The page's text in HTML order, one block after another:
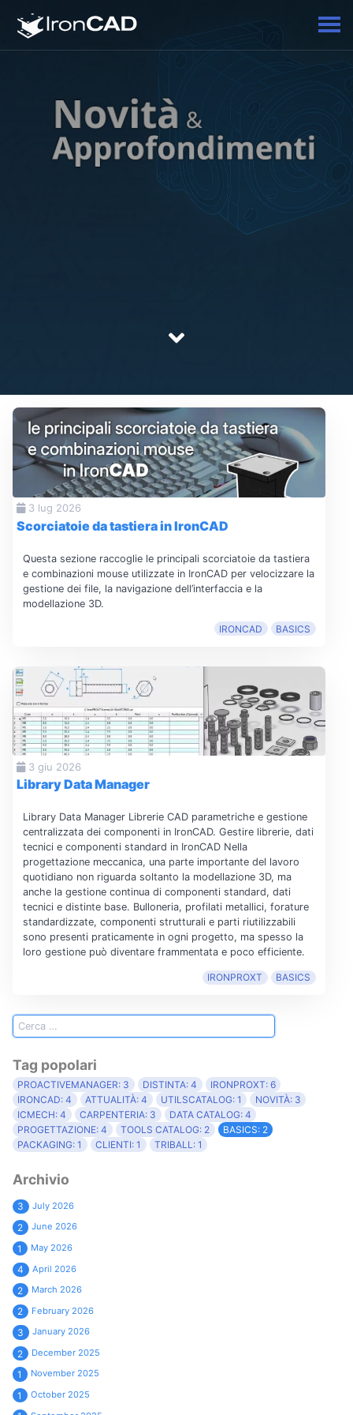
3 lug 2026
Scorciatoie da tastiera in IronCAD
Questa sezione raccoglie le principali scorciatoie da tastiera
e combinazioni mouse utilizzate in IronCAD per velocizzare la
gestione dei file, la navigazione dell’interfaccia e la
modellazione 3D.
IRONCAD BASICS
3 giu 2026
Library Data Manager
Library Data Manager Librerie CAD parametriche e gestione
centralizzata dei componenti in IronCAD. Gestire librerie, dati
tecnici e componenti standard in IronCAD Nella
progettazione meccanica, una parte importante del lavoro
quotidiano non riguarda soltanto la modellazione 3D, ma
anche la gestione continua di componenti standard, dati
tecnici e distinte base. Bulloneria, profilati metallici, forature
standardizzate, componenti strutturali e parti riutilizzabili
sono presenti praticamente in ogni progetto, ma spesso la
loro gestione può diventare frammentata e poco efficiente.
IRONPROXT BASICS
Tag popolari
PROACTIVEMANAGER: 3 DISTINTA: 4
IRONPROXT: 6
IRONCAD: 4
ATTUALITÀ: 4 UTILSCATALOG: 1
NOVITÀ: 3
ICMECH: 4
CARPENTERIA: 3
DATA CATALOG: 4
PROGETTAZIONE: 4
TOOLS CATALOG: 2
BASICS: 2
PACKAGING: 1
CLIENTI: 1 TRIBALL: 1
Archivio
3 July 2026
2 June 2026
1 May 2026
4 April 2026
2 March 2026
2 February 2026
3 January 2026
2 December 2025
1 November 2025
1 October 2025